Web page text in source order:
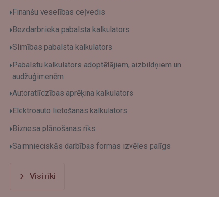
Finanšu veselības ceļvedis
Bezdarbnieka pabalsta kalkulators
Slimības pabalsta kalkulators
Pabalstu kalkulators adoptētājiem, aizbildņiem un
audžuģimenēm
Autoratlīdzības aprēķina kalkulators
Elektroauto lietošanas kalkulators
Biznesa plānošanas rīks
Saimnieciskās darbības formas izvēles palīgs
Visi rīki